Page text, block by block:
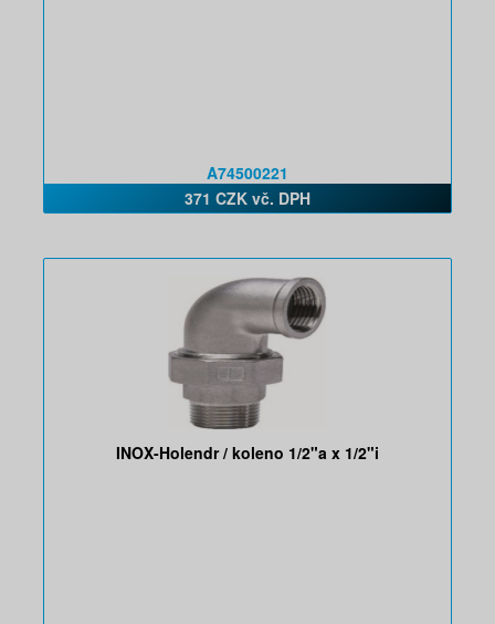
A74500221
371 CZK vč. DPH
INOX-Holendr / koleno 1/2"a x 1/2"i